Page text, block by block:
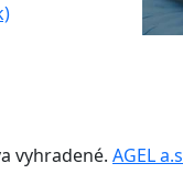
vyhradené. AGEL